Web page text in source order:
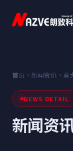
首页 新闻资讯 意
NEWS DETAIL
新闻资